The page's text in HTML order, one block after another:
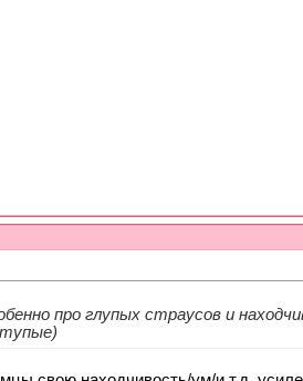
про глупых страусов и